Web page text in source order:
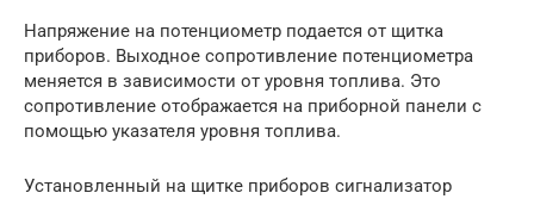
Напряжение на потенциометр подается от щитка
приборов. Выходное сопротивление потенциометра
меняется в зависимости от уровня топлива. Это
сопротивление отображается на приборной панели с
помощью указателя уровня топлива.
Установленный на щитке приборов сигнализатор